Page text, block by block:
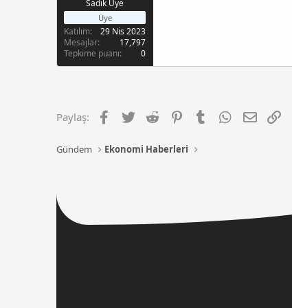
Sadık Üye
Üye
Katılım
29 Nis 2023
Mesajlar
17,797
Tepkime puanı
0
Paylaş: Facebook
Twitter Reddit PinterestTumblr WhatsApp
E-posta
Gündem Ekonomi Haberleri